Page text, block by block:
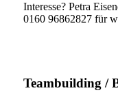
Interesse? Petra
0160 96862827 für
Teambuilding /